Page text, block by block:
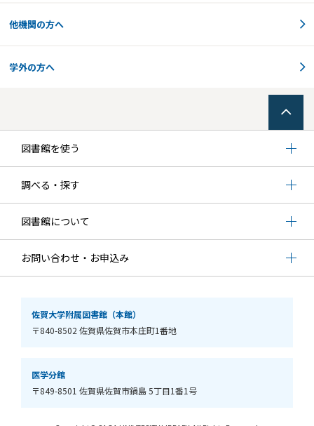
他機関の方へ
学外の方へ
図書館を使う
調べる・探す
図書館について
お問い合わせ・お申込み
佐賀大学附属図書館（本館）
〒840-8502 佐賀県佐賀市本庄町1番地
医学分館
〒849-8501 佐賀県佐賀市鍋島 5丁目1番1号